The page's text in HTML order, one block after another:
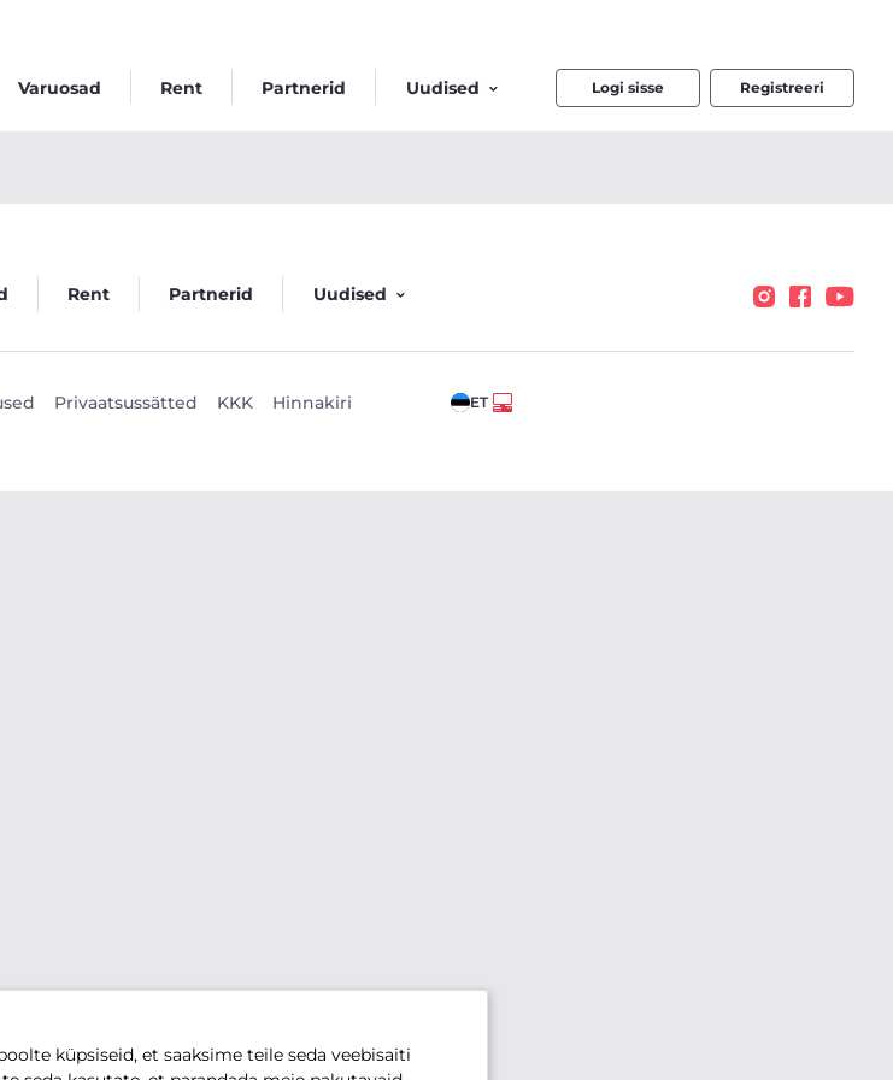
Varuosad Rent Partnerid Uudised Logi sisse Registreeri
küpsiseid, et saaksime teile seda veebisaiti
Rent Partnerid Uudised
Privaatsussätted KKK Hinnakiri ET